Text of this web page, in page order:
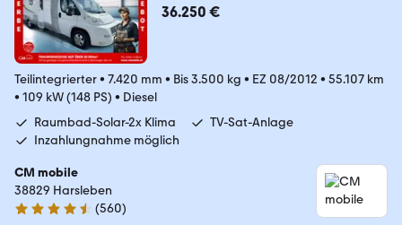
36.250 €
Teilintegrierter• 7.420 mm • Bis 3.500 kg • EZ 08/2012 • 55.107 km
• 109 kW (148 PS) • Diesel
Raumbad-Solar-2x Klima
TV-Sat-Anlage
Inzahlungnahme möglich
CM mobile
38829 Harsleben
4.7 Sterne
(560)